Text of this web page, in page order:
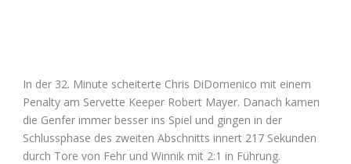
In der 32. Minute scheiterte Chris DiDomenico mit einem
Penalty am Servette Keeper Robert Mayer. Danach kamen
die Genfer immer besser ins Spiel und gingen in der
Schlussphase des zweiten Abschnitts innert 217 Sekunden
durch Tore von Fehr und Winnik mit 2:1 in Führung.